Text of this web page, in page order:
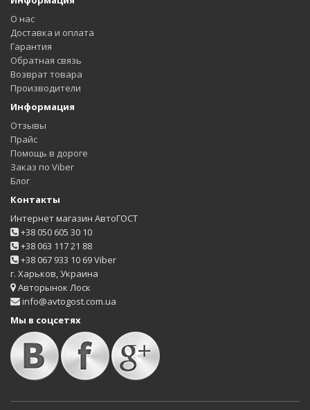
О нас
Доставка и оплата
Гарантия
Обратная связь
Возврат товара
Производители
Информация
Отзывы
Прайс
Помощь в дороге
Заказ по Viber
Блог
Контакты
Интернет магазин АвтоГОСТ
+38 050 605 30 10
+38 063 117 21 88
+38 067 933 10 69 Viber
г. Харьков, Украина
Авторынок Лоск
info@avtogost.com.ua
Мы в соцсетях